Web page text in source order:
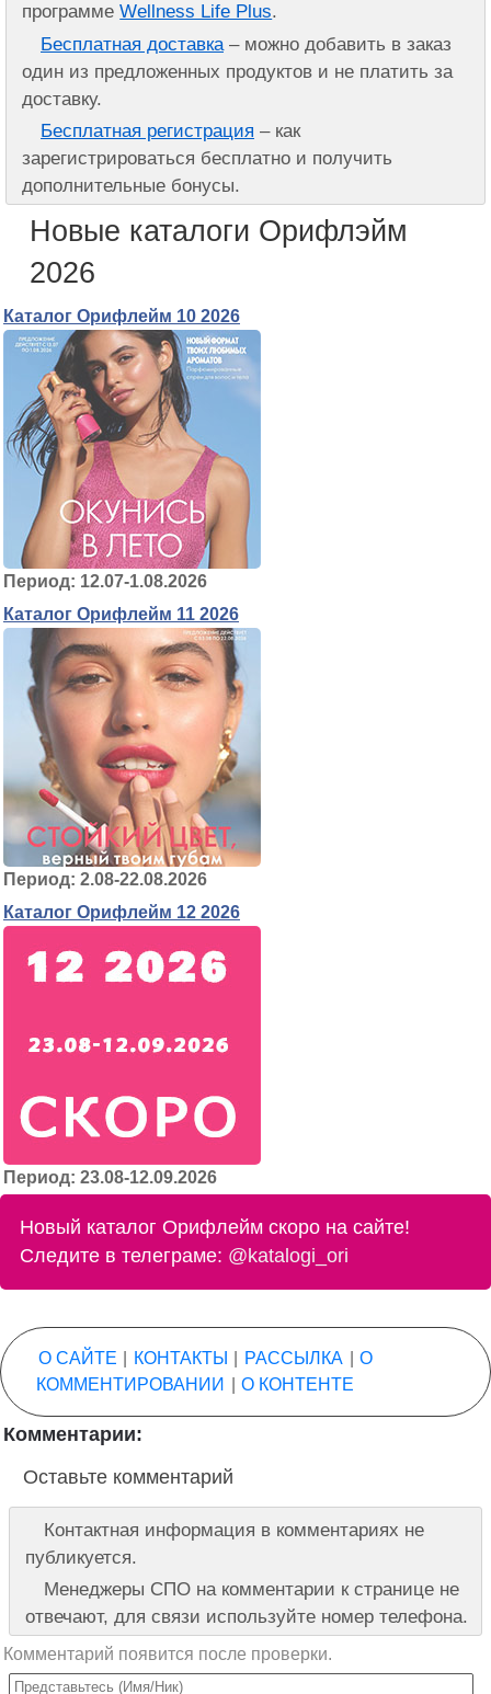
программеWellness Life Plus.
Бесплатная доставка – можно добавить в заказ
один из предложенных продуктов и не платить за
доставку.
Бесплатная регистрация – как
зарегистрироваться бесплатно и получить
дополнительные бонусы.
Новые каталоги Орифлэйм
2026
Каталог Орифлейм 10 2026
Период: 12.07-1.08.2026
Каталог Орифлейм 11 2026
Период: 2.08-22.08.2026
Каталог Орифлейм 12 2026
Период: 23.08-12.09.2026
Новый каталог Орифлейм скоро на сайте!
Следите в телеграме: @katalogi_ori
О САЙТЕ КОНТАКТЫ РАССЫЛКА
О
КОММЕНТИРОВАНИИ
О КОНТЕНТЕ
Комментарии:
Оставьте комментарий
Контактная информация в комментариях не
публикуется.
Менеджеры СПО на комментарии к странице не
отвечают, для связи используйте номер телефона.
Комментарий появится после проверки.